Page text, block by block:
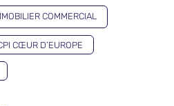
COMMERCIAL
CŒUR D’EUROPE